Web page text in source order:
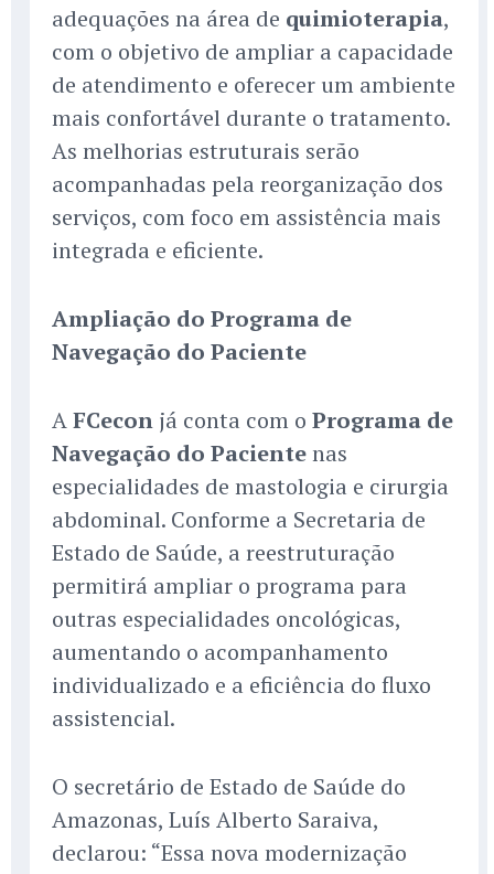
adequações na área de quimioterapia,
com o objetivo de ampliar a capacidade
de atendimento e oferecer um ambiente
mais confortável durante o tratamento.
As melhorias estruturais serão
acompanhadas pela reorganização dos
serviços, com foco em assistência mais
integrada e eficiente.
Ampliação do Programa de
Navegação do Paciente
AFCecon já conta com o Programa de
Navegação do Pacientenas
especialidades de mastologia e cirurgia
abdominal. Conforme a Secretaria de
Estado de Saúde, a reestruturação
permitirá ampliar o programa para
outras especialidades oncológicas,
aumentando o acompanhamento
individualizado e a eficiência do fluxo
assistencial.
O secretário de Estado de Saúde do
Amazonas, Luís Alberto Saraiva,
declarou: “Essa nova modernização